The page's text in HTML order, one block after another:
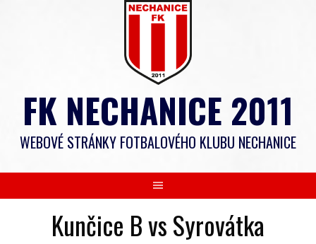
FK NECHANICE 2011
WEBOVÉ STRÁNKY FOTBALOVÉHO KLUBU NECHANICE
Kunčice B vs Syrovátka